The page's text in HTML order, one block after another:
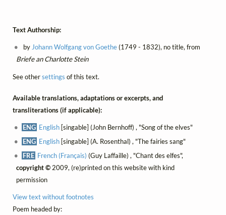
Text Authorship:
byJohann Wolfgang von Goethe(1749 - 1832), no title, from
Briefe an Charlotte Stein
See othersettings of this text.
Available translations, adaptations or excerpts, and
transliterations (if applicable):
ENG English [singable] (John Bernhoff) , "Song of the elves"
ENG English [singable] (A. Rosenthal) , "The fairies sang"
FRE French (Français) (Guy Laffaille) , "Chant des elfes",
copyright ©2009, (re)printed on this website with kind
permission
View text without footnotes
Poem headed by: